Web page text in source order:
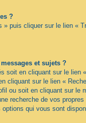
?
» puis cliquer sur le lien «
et sujets ?
soit en cliquant sur le lien
cliquant sur le lien «
ou soit en cliquant sur le
recherche de vos
qui vous sont